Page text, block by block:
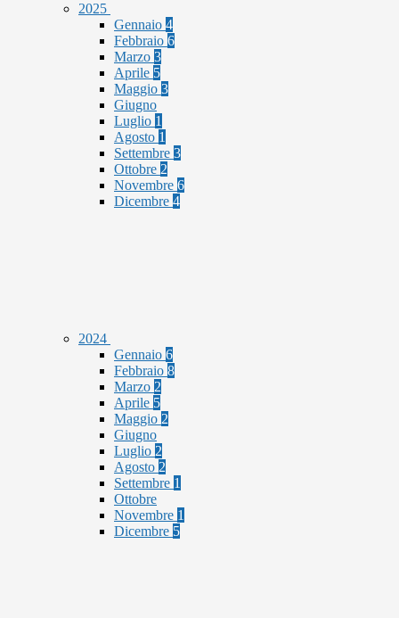
2025
Gennaio 4
Febbraio 6
Marzo 3
Aprile 5
Maggio 3
Giugno
Luglio 1
Agosto 1
Settembre 3
Ottobre 2
Novembre 6
Dicembre 4
2024
Gennaio 6
Febbraio 8
Marzo 2
Aprile 5
Maggio 2
Giugno
Luglio 2
Agosto 2
Settembre 1
Ottobre
Novembre 1
Dicembre 5